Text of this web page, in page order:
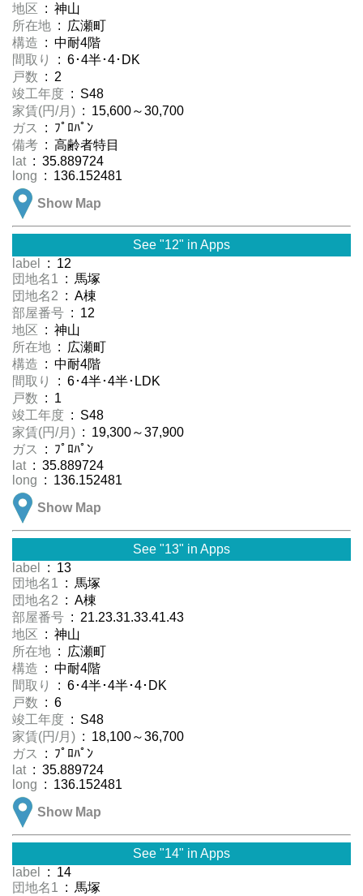
地区 : 神山
所在地 : 広瀬町
構造 : 中耐4階
間取り
: 6･4半･4･DK
戸数 : 2
竣工年度 : S48
家賃(円/月) : 15,600～30,700
ガス
: ﾌﾟﾛﾊﾟﾝ
備考 : 高齢者特目
lat : 35.889724
long : 136.152481
Show Map
See "12" in Apps
label
: 12
団地名1 : 馬塚
団地名2 : A棟
部屋番号 : 12
地区 : 神山
所在地 : 広瀬町
構造 : 中耐4階
間取り
: 6･4半･4半･LDK
戸数 : 1
竣工年度 : S48
家賃(円/月) : 19,300～37,900
ガス
: ﾌﾟﾛﾊﾟﾝ
lat : 35.889724
long : 136.152481
Show Map
See "13" in Apps
label
: 13
団地名1 : 馬塚
団地名2 : A棟
部屋番号 : 21.23.31.33.41.43
地区 : 神山
所在地 : 広瀬町
構造 : 中耐4階
間取り
: 6･4半･4半･4･DK
戸数 : 6
竣工年度 : S48
家賃(円/月) : 18,100～36,700
ガス
: ﾌﾟﾛﾊﾟﾝ
lat : 35.889724
long : 136.152481
Show Map
See "14" in Apps
label
: 14
団地名1 : 馬塚